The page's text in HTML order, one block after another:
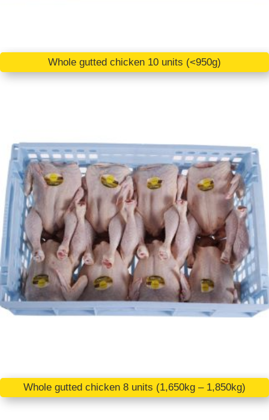
Whole gutted chicken 10 units (<950g)
Whole gutted chicken 8 units (1,650kg – 1,850kg)